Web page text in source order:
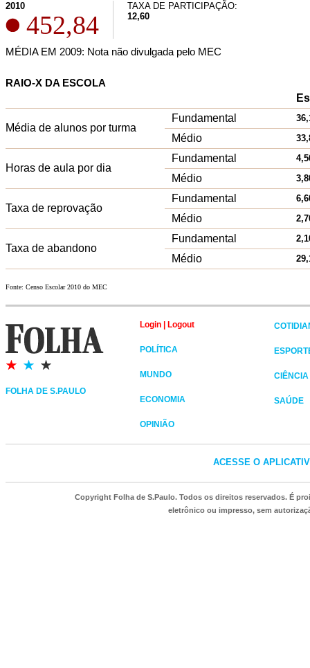
2010
452,84
TAXA DE PARTICIPAÇÃO:
12,60
MÉDIA EM 2009: Nota não divulgada pelo MEC
RAIO-X DA ESCOLA
Média de alunos por turma
Fundamental
Médio
Horas de aula por dia
Fundamental
Médio
Taxa de reprovação
Fundamental
Médio
Taxa de abandono
Fundamental
Médio
Fonte: Censo Escolar 2010 do MEC
FOLHA DE S.PAULO
Login Logout
POLÍTICA
MUNDO
ECONOMIA
OPINIÃO
CIÊNCIA
SAÚDE
ACESSE O
Copyright Folha de S.Paulo. Todos os direitos reservados. É
eletrônico ou impresso, sem